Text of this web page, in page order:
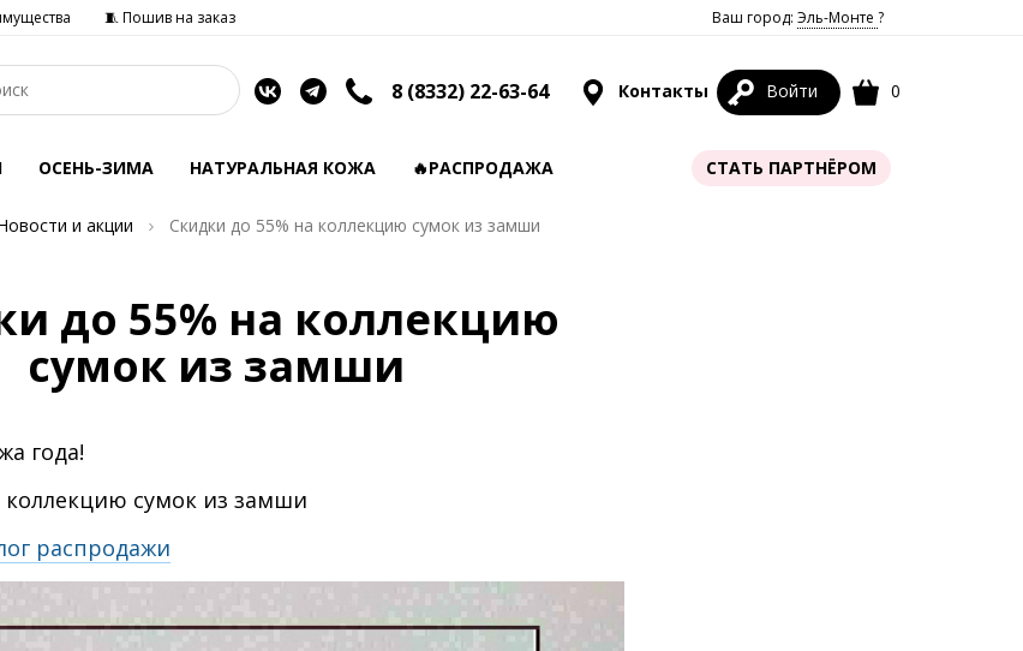
🧵 Пошив на заказ Ваш город: Эль-Монте ?
8 (8332) 22-63-64 Контакты Войти 0
ОСЕНЬ-ЗИМА НАТУРАЛЬНАЯ КОЖА 🔥РАСПРОДАЖА СТАТЬ ПАРТНЁРОМ
и акции Скидки до 55% на коллекцию сумок из замши
до 55% на коллекцию
сумок из замши
года!
коллекцию сумок из замши
распродажи